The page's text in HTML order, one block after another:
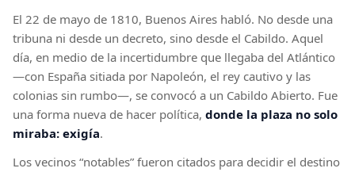
El 22 de mayo de 1810, Buenos Aires habló. No desde una
tribuna ni desde un decreto, sino desde el Cabildo. Aquel
día, en medio de la incertidumbre que llegaba del Atlántico
—con España sitiada por Napoleón, el rey cautivo y las
colonias sin rumbo—, se convocó a un Cabildo Abierto. Fue
una forma nueva de hacer política, donde la plaza no solo
miraba: exigía.
Los vecinos “notables” fueron citados para decidir el destino